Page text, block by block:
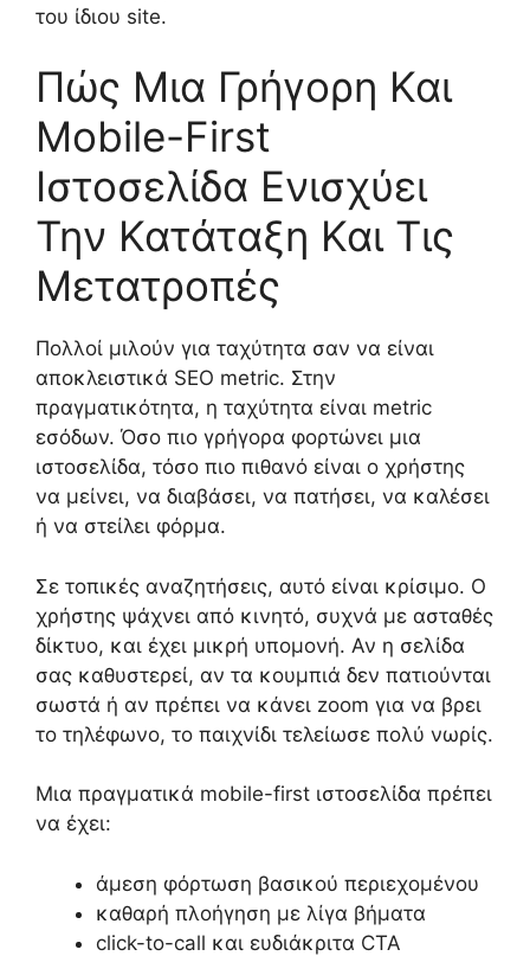
του ίδιου site.
Πώς Μια Γρήγορη Και
Mobile-First
Ιστοσελίδα Ενισχύει
Την Κατάταξη Και Τις
Μετατροπές
Πολλοί μιλούν για ταχύτητα σαν να είναι
αποκλειστικά SEO metric. Στην
πραγματικότητα, η ταχύτητα είναι metric
εσόδων. Όσο πιο γρήγορα φορτώνει μια
ιστοσελίδα, τόσο πιο πιθανό είναι ο χρήστης
να μείνει, να διαβάσει, να πατήσει, να καλέσει
ή να στείλει φόρμα.
Σε τοπικές αναζητήσεις, αυτό είναι κρίσιμο. Ο
χρήστης ψάχνει από κινητό, συχνά με ασταθές
δίκτυο, και έχει μικρή υπομονή. Αν η σελίδα
σας καθυστερεί, αν τα κουμπιά δεν πατιούνται
σωστά ή αν πρέπει να κάνει zoom για να βρει
το τηλέφωνο, το παιχνίδι τελείωσε πολύ νωρίς.
Μια πραγματικά mobile-first ιστοσελίδα πρέπει
να έχει:
άμεση φόρτωση βασικού περιεχομένου
καθαρή πλοήγηση με λίγα βήματα
click-to-call και ευδιάκριτα CTA